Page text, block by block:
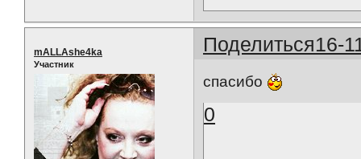
Поделиться16-
mALLAshe4ka
Участник
спасибо
0